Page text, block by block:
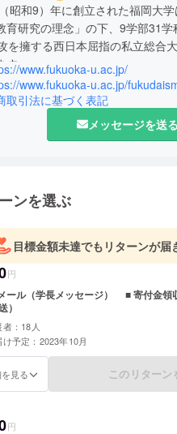
昭和9）年に創立された福岡大学
育研究の理念」の下、9学部31
を擁する西日本屈指の私立総合
。
育に求められる事柄は深く重いで
約2万人の在学生、教職員、そし
全て連動・拍動する明るく闊達
代に即応しグローバルに発展する
闊達な大学を皆さまとともに共
。
www.fukuoka-u.ac.jp/
www.fukuoka-u.ac.jp/
取引法に基づく表記
メッセージを送る
ンを選ぶ
目標金額未達でもリターンが届
円
ール（学長メッセージ） ■ 寄付金領
）
者：18人
け予定：2023年10月
見る このリターン
円